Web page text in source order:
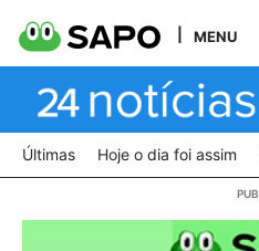
MENU
Últimas Hoje o dia foi assim